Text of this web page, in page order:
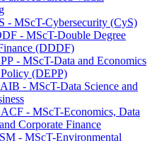
- MScT-Cybersecurity (CyS)
- MScT-Double Degree
(DDDF)
- MScT-Data and Economics
(DEPP)
- MScT-Data Science and
- MScT-Economics, Data
Corporate Finance
- MScT-Environmental